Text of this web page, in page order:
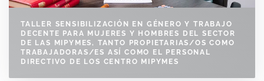
TALLER SENSIBILIZACIÓN EN GÉNERO Y TRABAJO
DECENTE PARA MUJERES Y HOMBRES DEL SECTOR
DE LAS MIPYMES, TANTO PROPIETARIAS/OS COMO
TRABAJADORAS/ES ASÍ COMO EL PERSONAL
DIRECTIVO DE LOS CENTRO MIPYMES